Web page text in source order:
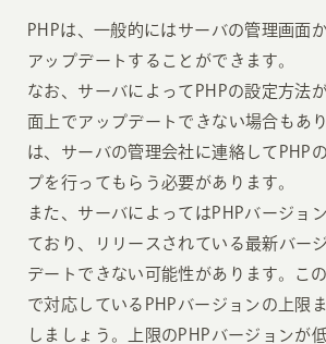
PHPは、一般的にはサーバの管理画面
アップデートすることができます。
なお、サーバによってPHPの設定方法
面上でアップデートできない場合もあ
は、サーバの管理会社に連絡してPHP
プを行ってもらう必要があります。
また、サーバによってはPHPバージョ
ており、リリースされている最新バー
デートできない可能性があります。こ
で対応しているPHPバージョンの上限
しましょう。上限のPHPバージョンが